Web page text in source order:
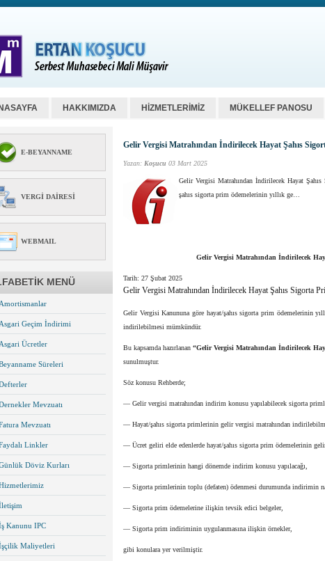
HAKKIMIZDA HİZMETLERİMİZ MÜKELLEF PANOSU
E-BEYANNAME
VERGI DAIRESI
WEBMAIL
MENÜ
Amortismanlar
Asgari Geçim İndirimi
Asgari Ücretler
Süreleri
Mevzuatı
Mevzuatı
Linkler
Döviz Kurları
Kanunu IPC
Maliyetleri
Gelir Vergisi Matrahından İndirilecek Hayat Şahıs
Yazan: Koşucu 03 Mart 2025
Gelir Vergisi Matrahından İndirilecek Hayat
şahıs sigorta prim ödemelerinin yıllık ge…
Gelir Vergisi Matrahından İndirilecek
Tarih: 27 Şubat 2025
Gelir Vergisi Matrahından İndirilecek Hayat Şahıs Sigorta
Gelir Vergisi Kanununa göre hayat/şahıs sigorta prim ödemelerinin
indirilebilmesi mümkündür.
Bu kapsamda hazırlanan “Gelir Vergisi Matrahından İndirilecek
sunulmuştur.
Söz konusu Rehberde;
— Gelir vergisi matrahından indirim konusu yapılabilecek sigorta
— Hayat/şahıs sigorta primlerinin gelir vergisi matrahından
— Ücret geliri elde edenlerde hayat/şahıs sigorta prim ödemelerinin
— Sigorta primlerinin hangi dönemde indirim konusu yapılacağı,
— Sigorta primlerinin toplu (defaten) ödenmesi durumunda indirimin
— Sigorta prim ödemelerine ilişkin tevsik edici belgeler,
— Sigorta prim indiriminin uygulanmasına ilişkin örnekler,
gibi konulara yer verilmiştir.